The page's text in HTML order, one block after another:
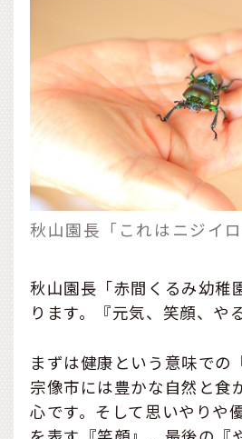
秋山園長「これはニジイ
秋山園長「赤間くるみ幼稚
ります。『元気、笑顔、や
まずは健康という意味での
宗像市には豊かな自然と食
心です。そして思いやりや